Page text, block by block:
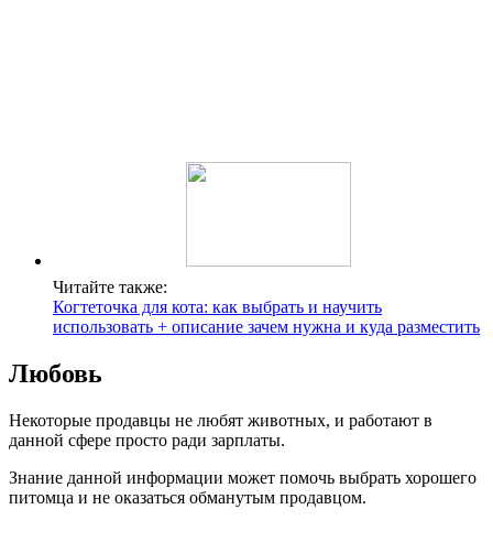
Читайте также:
Когтеточка для кота: как выбрать и научить
использовать + описание зачем нужна и куда разместить
Любовь
Некоторые продавцы не любят животных, и работают в
данной сфере просто ради зарплаты.
Знание данной информации может помочь выбрать хорошего
питомца и не оказаться обманутым продавцом.